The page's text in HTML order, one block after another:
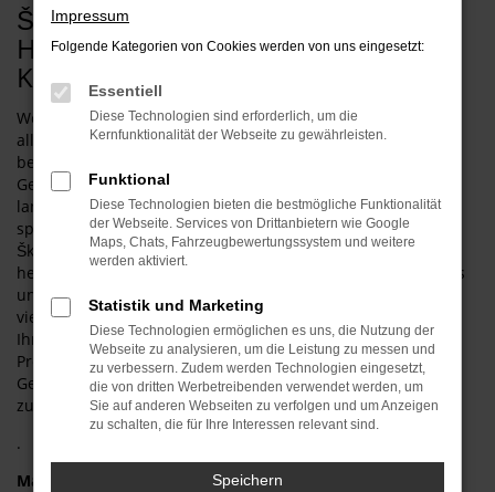
Škoda Octavia Gebrauchtwagen für
Helmstedt – weit mehr als ein
Kompromiss
Wer einen Škoda Octavia Gebrauchtwagen für Helmstedt
allein aus Gründen der Geldersparnis erwirbt, verkennt die
besondere Qualität dieses Fahrzeugs. Selbt in den älteren
Generationen handelt es sich um ein durch und durch
langlebiges Modell, dem einige Jahre auf dem
sprichwörtlichen „Buckel“ kaum etwas ausmachen. Mit dem
Škoda Octavia Gebrauchtwagen genießen Sie ein
herausragendes Design und brauchen auch nicht auf Extras
und Assistenzsysteme zu verzichten. Der Hersteller war in
vielen technischen Entwicklungen sehr früh, sodass Sie für
Ihre Mobilität in Helmstedt aus dem Vollen schöpfen.
Preislich kommen wir Ihnen bei jedem Škoda Octavia
Gebrauchtwagen für Helmstedt weit entgegen und nehmen
zudem gerne auch Ihren aktuellen Gebrauchten in Zahlung.
.
Marken
Impressum
Folgende Kategorien von Cookies werden von uns eingesetzt:
Essentiell
Diese Technologien sind erforderlich, um die
Kernfunktionalität der Webseite zu gewährleisten.
Funktional
Diese Technologien bieten die bestmögliche Funktionalität
der Webseite. Services von Drittanbietern wie Google
Maps, Chats, Fahrzeugbewertungssystem und weitere
werden aktiviert.
Statistik und Marketing
Diese Technologien ermöglichen es uns, die Nutzung der
Webseite zu analysieren, um die Leistung zu messen und
zu verbessern. Zudem werden Technologien eingesetzt,
die von dritten Werbetreibenden verwendet werden, um
Sie auf anderen Webseiten zu verfolgen und um Anzeigen
zu schalten, die für Ihre Interessen relevant sind.
Speichern